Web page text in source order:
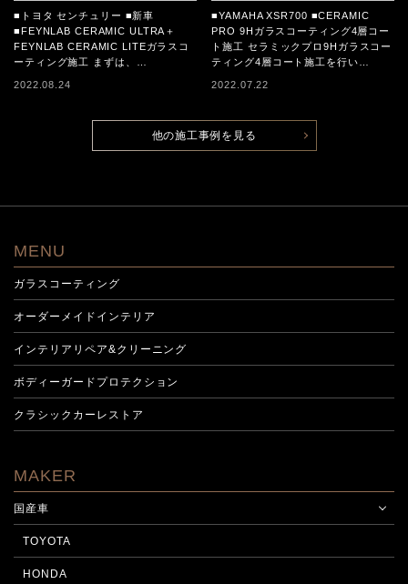
＋FEYNLAB CERAMIC LITE
コーティング施工
■トヨタ センチュリー ■新車
■FEYNLAB CERAMIC ULTRA＋
FEYNLAB CERAMIC LITEガラスコ
ーティング施工 まずは、…
2022.08.24
■YAMAHA XSR700 ■CERAMIC
PRO 9Hガラスコーティング4層コー
ト施工 セラミックプロ9Hガラスコー
ティング4層コート施工を行い…
2022.07.22
他の施工事例を見る
MENU
ガラスコーティング
オーダーメイドインテリア
インテリアリペア&クリーニング
ボディーガードプロテクション
クラシックカーレストア
MAKER
国産車
TOYOTA
HONDA